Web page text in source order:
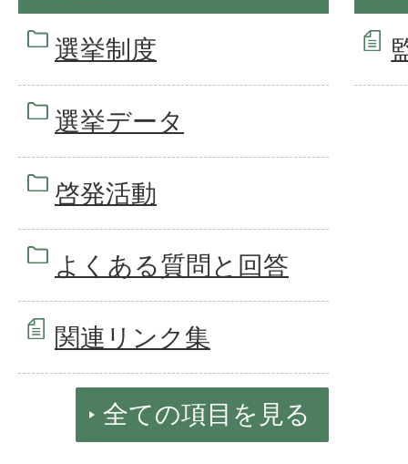
選挙制度
選挙データ
啓発活動
よくある質問と回答
関連リンク集
全ての項目を見る